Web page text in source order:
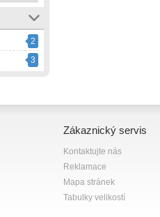
2
3
Zákaznický servis
Kontaktujte nás
Reklamace
Mapa stránek
Tabulky velikostí